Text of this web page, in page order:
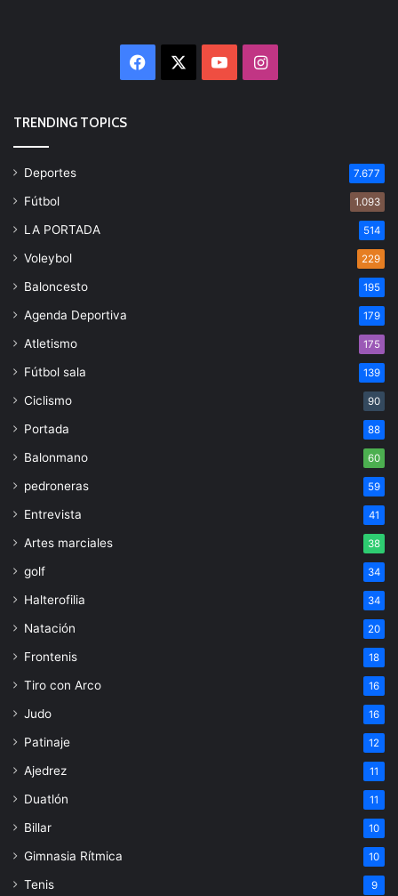
Facebook YouTubeInstagram
TRENDING TOPICS
Deportes 7.677
Fútbol 1.093
LA PORTADA 514
Voleybol 229
Baloncesto 195
Agenda Deportiva 179
Atletismo 175
Fútbol sala 139
Ciclismo 90
Portada 88
Balonmano 60
pedroneras 59
Entrevista 41
Artes marciales 38
golf 34
Halterofilia 34
Natación 20
Frontenis 18
Tiro con Arco 16
Judo 16
Patinaje 12
Ajedrez 11
Duatlón 11
Billar 10
Gimnasia Rítmica 10
Tenis 9